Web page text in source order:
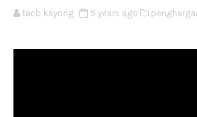
tacb kayong 5 years ago